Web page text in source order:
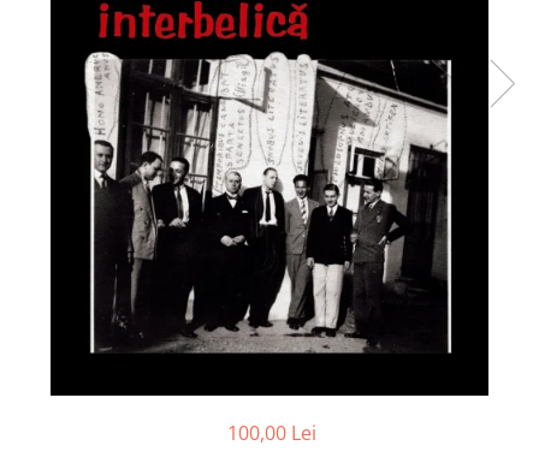
Manuale și Dicționare
Medicină și Sănătate
Practic. Casă și Grădina
Psihologie
Știință și Tehnologie
Științe Politice
Științe Sociale si Umaniste
100,00 Lei